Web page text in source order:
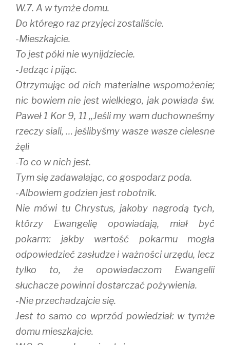
W.7. A w tymże domu.
Do którego raz przyjęci zostaliście.
-Mieszkajcie.
To jest póki nie wynijdziecie.
-Jedząc i pijąc.
Otrzymując od nich materialne wspomożenie;
nic bowiem nie jest wielkiego, jak powiada św.
Paweł 1 Kor 9, 11 ,,Jeśli my wam duchowneśmy
rzeczy siali, … jeślibyśmy wasze wasze cielesne
żęli
-To co w nich jest.
Tym się zadawalając, co gospodarz poda.
-Albowiem godzien jest robotnik.
Nie mówi tu Chrystus, jakoby nagrodą tych,
którzy Ewangelię opowiadają, miał być
pokarm: jakby wartość pokarmu mogła
odpowiedzieć zasłudze i ważności urzędu, lecz
tylko to, że opowiadaczom Ewangelii
słuchacze powinni dostarczać pożywienia.
-Nie przechadzajcie się.
Jest to samo co wprzód powiedział: w tymże
domu mieszkajcie.